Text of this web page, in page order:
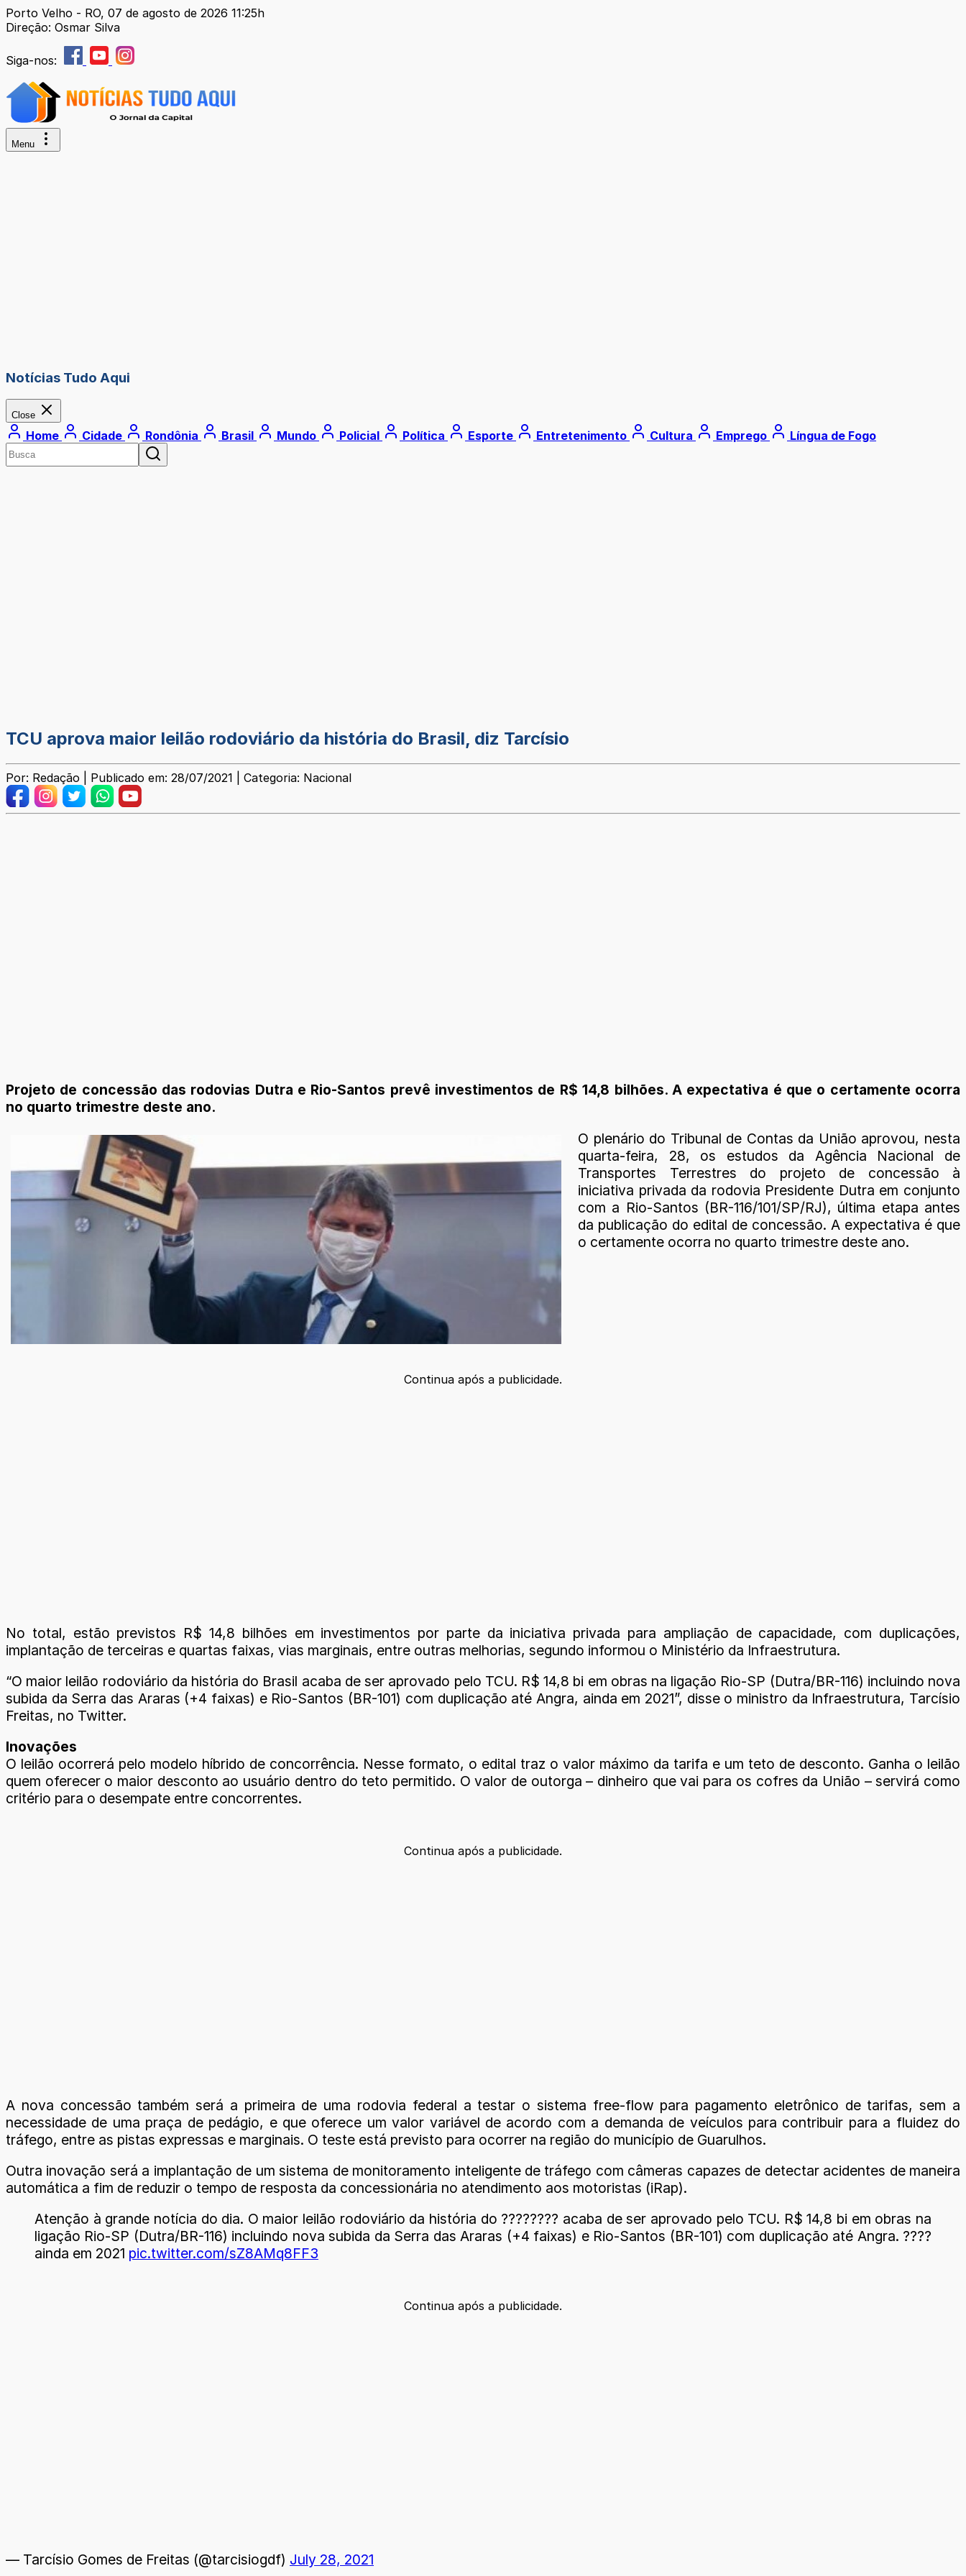
Porto Velho - RO, 07 de agosto de 2026 11:25h
Direção: Osmar Silva
Siga-nos:
Menu
Notícias Tudo Aqui
Close
Home Cidade Rondônia Brasil Mundo Policial Política Esporte Entretenimento Cultura Emprego Língua de Fogo
TCU aprova maior leilão rodoviário da história do Brasil, diz Tarcísio
Por: Redação | Publicado em: 28/07/2021 | Categoria: Nacional
Projeto de concessão das rodovias Dutra e Rio-Santos prevê investimentos de R$ 14,8 bilhões. A expectativa é que o certamente ocorra
no quarto trimestre deste ano.
O plenário do Tribunal de Contas da União aprovou, nesta
quarta-feira, 28, os estudos da Agência Nacional de
Transportes Terrestres do projeto de concessão à
iniciativa privada da rodovia Presidente Dutra em conjunto
com a Rio-Santos (BR-116/101/SP/RJ), última etapa antes
da publicação do edital de concessão. A expectativa é que
o certamente ocorra no quarto trimestre deste ano.
Continua após a publicidade.
No total, estão previstos R$ 14,8 bilhões em investimentos por parte da iniciativa privada para ampliação de capacidade, com duplicações,
implantação de terceiras e quartas faixas, vias marginais, entre outras melhorias, segundo informou o Ministério da Infraestrutura.
“O maior leilão rodoviário da história do Brasil acaba de ser aprovado pelo TCU. R$ 14,8 bi em obras na ligação Rio-SP (Dutra/BR-116) incluindo nova
subida da Serra das Araras (+4 faixas) e Rio-Santos (BR-101) com duplicação até Angra, ainda em 2021”, disse o ministro da Infraestrutura, Tarcísio
Freitas, no Twitter.
Inovações
O leilão ocorrerá pelo modelo híbrido de concorrência. Nesse formato, o edital traz o valor máximo da tarifa e um teto de desconto. Ganha o leilão
quem oferecer o maior desconto ao usuário dentro do teto permitido. O valor de outorga – dinheiro que vai para os cofres da União – servirá como
critério para o desempate entre concorrentes.
Continua após a publicidade.
A nova concessão também será a primeira de uma rodovia federal a testar o sistema free-flow para pagamento eletrônico de tarifas, sem a
necessidade de uma praça de pedágio, e que oferece um valor variável de acordo com a demanda de veículos para contribuir para a fluidez do
tráfego, entre as pistas expressas e marginais. O teste está previsto para ocorrer na região do município de Guarulhos.
Outra inovação será a implantação de um sistema de monitoramento inteligente de tráfego com câmeras capazes de detectar acidentes de maneira
automática a fim de reduzir o tempo de resposta da concessionária no atendimento aos motoristas (iRap).
Atenção à grande notícia do dia. O maior leilão rodoviário da história do ???????? acaba de ser aprovado pelo TCU. R$ 14,8 bi em obras na
ligação Rio-SP (Dutra/BR-116) incluindo nova subida da Serra das Araras (+4 faixas) e Rio-Santos (BR-101) com duplicação até Angra. ????
ainda em 2021 pic.twitter.com/sZ8AMq8FF3
Continua após a publicidade.
— Tarcísio Gomes de Freitas (@tarcisiogdf) July 28, 2021